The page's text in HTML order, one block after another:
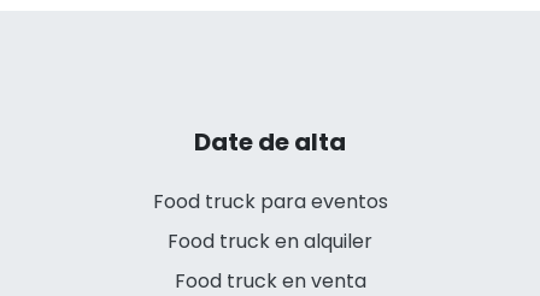
Date de alta
Food truck para eventos
Food truck en alquiler
Food truck en venta